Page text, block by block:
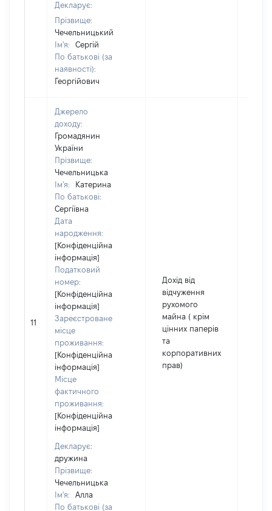
Декларує:
Прізвище:
Чечельницький
Ім'я:
Сергій
По батькові (за
наявності):
Георгійович
11
Джерело
доходу:
Громадянин
України
Прізвище:
Чечельницька
Ім'я:
Катерина
По батькові:
Сергіївна
Дата
народження:
[Конфіденційна
інформація]
Податковий
номер:
[Конфіденційна
інформація]
Зареєстроване
місце
проживання:
[Конфіденційна
інформація]
Місце
фактичного
проживання:
[Конфіденційна
інформація]
Декларує:
дружина
Прізвище:
Чечельницька
Ім'я:
Алла
По батькові (за
Дохід від
відчуження
рухомого
майна ( крім
цінних паперів
та
корпоративних
прав)